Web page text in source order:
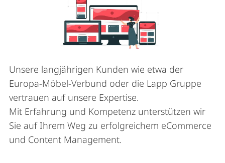
Unsere langjährigen Kunden wie etwa der
Europa-Möbel-Verbund oder die Lapp Gruppe
vertrauen auf unsere Expertise.
Mit Erfahrung und Kompetenz unterstützen wir
Sie auf Ihrem Weg zu erfolgreichem eCommerce
und Content Management.